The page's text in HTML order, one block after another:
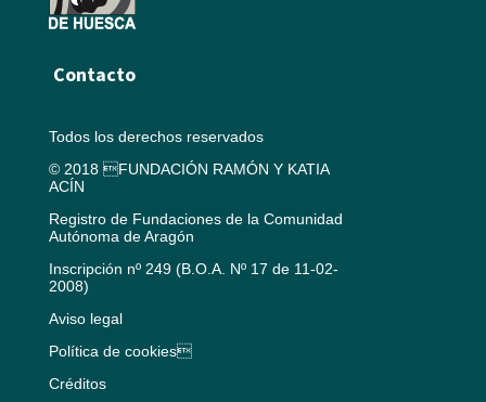
Contacto
Todos los derechos reservados
© 2018 FUNDACIÓN RAMÓN Y KATIA
ACÍN
Registro de Fundaciones de la Comunidad
Autónoma de Aragón
Inscripción nº 249 (B.O.A. Nº 17 de 11-02-
2008)
Aviso legal
Política de cookies
Créditos